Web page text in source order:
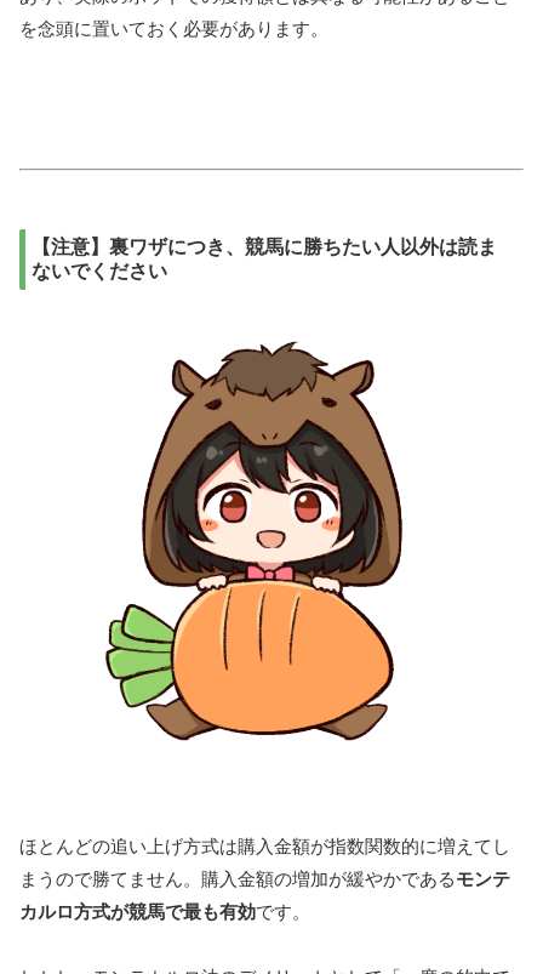
を念頭に置いておく必要があります。
【注意】裏ワザにつき、競馬に勝ちたい人以外は読ま
ないでください
ほとんどの追い上げ方式は購入金額が指数関数的に増えてし
まうので勝てません。購入金額の増加が緩やかであるモンテ
カルロ方式が競馬で最も有効です。